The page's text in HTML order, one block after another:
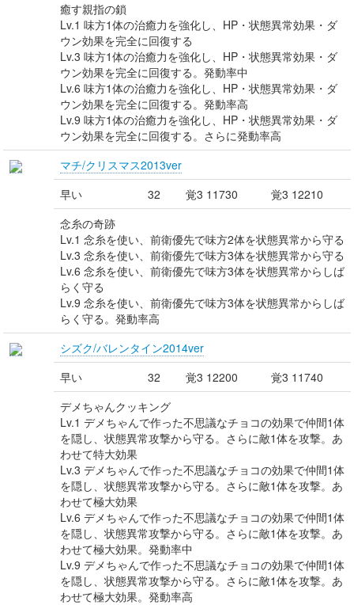
癒す親指の鎖
Lv.1 味方1体の治癒力を強化し、HP・状態異常効果・ダ
ウン効果を完全に回復する
Lv.3 味方1体の治癒力を強化し、HP・状態異常効果・ダ
ウン効果を完全に回復する。発動率中
Lv.6 味方1体の治癒力を強化し、HP・状態異常効果・ダ
ウン効果を完全に回復する。発動率高
Lv.9 味方1体の治癒力を強化し、HP・状態異常効果・ダ
ウン効果を完全に回復する。さらに発動率高
マチ/クリスマス2013ver
早い
32 覚3 11730
覚3 12210
念糸の奇跡
Lv.1 念糸を使い、前衛優先で味方2体を状態異常から守る
Lv.3 念糸を使い、前衛優先で味方3体を状態異常から守る
Lv.6 念糸を使い、前衛優先で味方3体を状態異常からしば
らく守る
Lv.9 念糸を使い、前衛優先で味方3体を状態異常からしば
らく守る。発動率高
シズク/バレンタイン2014ver
早い
32 覚3 12200
覚3 11740
デメちゃんクッキング
Lv.1 デメちゃんで作った不思議なチョコの効果で仲間1体
を隠し、状態異常攻撃から守る。さらに敵1体を攻撃。あ
わせて特大効果
Lv.3 デメちゃんで作った不思議なチョコの効果で仲間1体
を隠し、状態異常攻撃から守る。さらに敵1体を攻撃。あ
わせて極大効果
Lv.6 デメちゃんで作った不思議なチョコの効果で仲間1体
を隠し、状態異常攻撃から守る。さらに敵1体を攻撃。あ
わせて極大効果。発動率中
Lv.9 デメちゃんで作った不思議なチョコの効果で仲間1体
を隠し、状態異常攻撃から守る。さらに敵1体を攻撃。あ
わせて極大効果。発動率高